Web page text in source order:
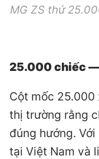
MG ZS thứ
25.000 chiếc —
Cột mốc 25.000
thị trường rằng
đúng hướng.
tại Việt Nam và